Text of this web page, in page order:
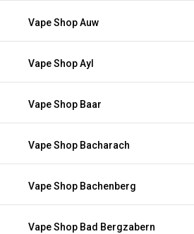
Vape Shop Auw
Vape Shop Ayl
Vape Shop Baar
Vape Shop Bacharach
Vape Shop Bachenberg
Vape Shop Bad Bergzabern